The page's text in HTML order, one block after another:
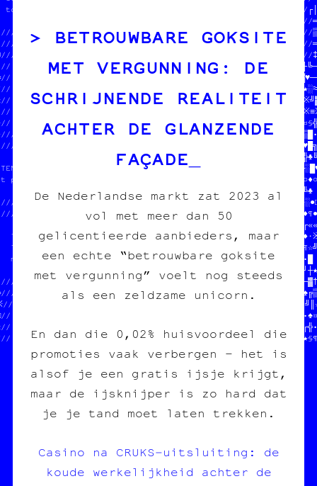
pour l'image imprimée  ////  100% transwallon          /┌│
////  100% légal                //═
mieux que sur le darkweb  //▒
♥□//                            //═
·/////‡///─╬///╚·////┼/○///‡
//           //
DONNE-NOUS  //OOMIN      ////////////////////////////
TON POGNON  // LES SOUS  ///              //       //█★○♣★░≈
STP MERCI   //           ///  DONNE-NOUS  //BONE   //
JEAN-CHAT   //           ///  TON POGNON  //ition  //
//           ///  STP MERCI   //diy    //▒†┐░¤§╬
JEAN-CHAT   //       //╬≈♥▒▒█•
♥═╚//              ///////////┘╬☆┐♥█╗
////////////////////╬//♣█═★┌┌┘»•†╚▒┌╬♣╚
LE PROJET          //                //
pour l'image imprimée  //it des pin's    //§¤•○†╗□╚╝•■♥♠╝♠▓○♦○
//ffiches         //▓│★╬═□○║●│─§║☆╬«╚╚♣
artes postales  //
ers          //♦┼■┌«╚¤╝♣─█╗╗┐¤╗♦¶●
// ///////////////////////////┐♣║┌««
100% transwallon          /////                       //
100% légal                //≈//  on fait des pin's    //┼¶╝¶☆╝
mieux que sur le darkweb  //┌//  des affiches         //♣†│♥•█
//○//  des cartes postales  //█●‡┘┼★
●//  des posters          //○╚♣─▓†
//‡†█♠╔▒
//   ////////////////////////////
on fait des pin's    //   //                       //└●♦○•♠¤
des affiches         //   //NIR LE PROJET          //░┐░└┌╬•
des cartes postales  //b  //pour l'image imprimée  //─¤█§★§¶
BETROUWBARE GOKSITE
MET VERGUNNING: DE
SCHRIJNENDE REALITEIT
ACHTER DE GLANZENDE
FAÇADE
De Nederlandse markt zat 2023 al
vol met meer dan 50
gelicentieerde aanbieders, maar
een echte “betrouwbare goksite
met vergunning” voelt nog steeds
als een zeldzame unicorn.
En dan die 0,02% huisvoordeel die
promoties vaak verbergen – het is
alsof je een gratis ijsje krijgt,
maar de ijsknijper is zo hard dat
je je tand moet laten trekken.
Casino na CRUKS‑uitsluiting: de
koude werkelijkheid achter de